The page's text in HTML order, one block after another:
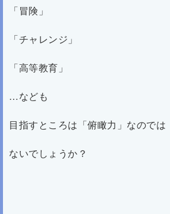
「冒険」
「チャレンジ」
「高等教育」
…なども
目指すところは「俯瞰力」なのでは
ないでしょうか？